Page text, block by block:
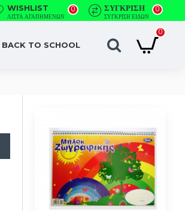
WISHLIST
ΛΊΣΤΑ ΑΓΑΠΗΜΈΝΩΝ
0 ΣΎΓΚΡΙΣΗ
ΣΎΓΚΡΙΣΗ ΕΙΔΏΝ
0
BACK TO SCHOOL
0